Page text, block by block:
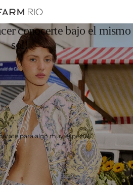
conocerte bajo el mismo
sol!
para algo muy especial